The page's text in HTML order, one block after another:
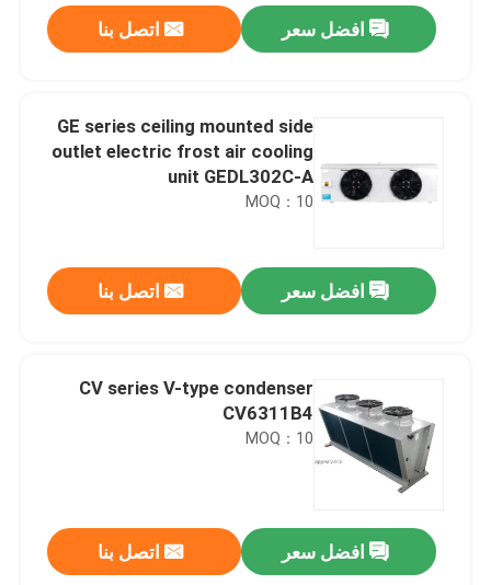
افضل سعر اتصل بنا
GE series ceiling mounted side
outlet electric frost air cooling
unit GEDL302C-A
MOQ：10
افضل سعر اتصل بنا
CV series V-type condenser
CV6311B4
MOQ：10
افضل سعر اتصل بنا